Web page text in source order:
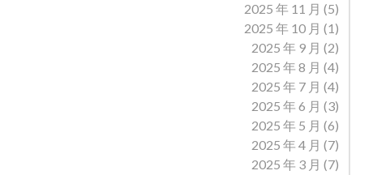
2025 年 11 月 (5)
2025 年 10 月 (1)
2025 年 9 月 (2)
2025 年 8 月 (4)
2025 年 7 月 (4)
2025 年 6 月 (3)
2025 年 5 月 (6)
2025 年 4 月 (7)
2025 年 3 月 (7)